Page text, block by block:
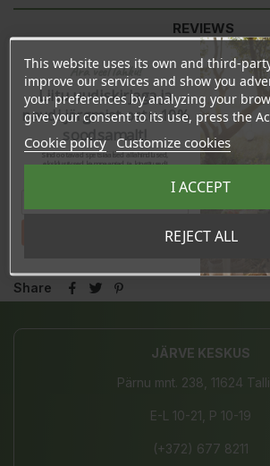
REVIEWS
Share
JÄRVE KESKUS
Pärnu mnt. 238, 11624
E-L 10-21, P 10-19
(+372) 677 8211
This website uses its own and third-
improve our services and show you
your preferences by analyzing your
give your consent to its use, press the
Cookie policy Customize cookies
REJECT ALL
I ACCEPT
Ära veel lahku!
Liitu uudiskirjaga ja
naudi järgmist ostu 10%
soodsamalt!
Sind ootavad spetsiaalsed allahindlused,
eksklusiivsed kampaaniad ja kingitused!